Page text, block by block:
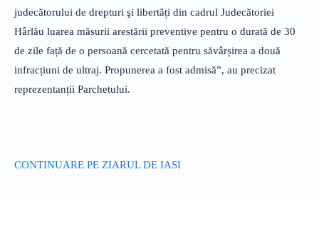
judecătorului de drepturi şi libertăți din cadrul Judecătoriei
Hârlău luarea măsurii arestării preventive pentru o durată de 30
de zile față de o persoană cercetată pentru săvârșirea a două
infracțiuni de ultraj. Propunerea a fost admisă”, au precizat
reprezentanții Parchetului.
CONTINUARE PE ZIARUL DE IASI